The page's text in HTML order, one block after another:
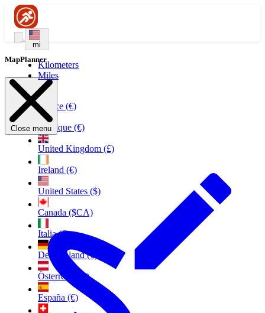
mi
Kilometers
Miles
France (€)
Belgique (€)
United Kingdom (£)
Ireland (€)
United States ($)
Canada ($CA)
Italia (€)
Deutschland (€)
Österreich (€)
España (€)
MapPlanner
Close menu